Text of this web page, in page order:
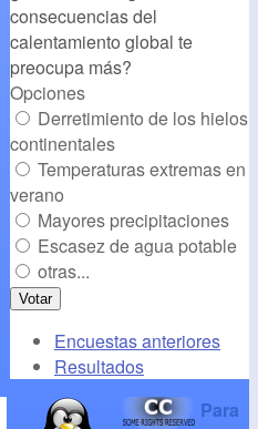
/></a>
consecuencias del
calentamiento global te
preocupa más?
Opciones
Derretimiento de los hielos
continentales
Temperaturas extremas en
verano
Mayores precipitaciones
Escasez de agua potable
otras...
Encuestas anteriores
Resultados
Para